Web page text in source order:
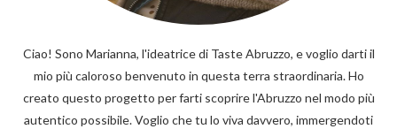
Ciao! Sono Marianna, l'ideatrice di Taste Abruzzo, e voglio darti il
mio più caloroso benvenuto in questa terra straordinaria. Ho
creato questo progetto per farti scoprire l'Abruzzo nel modo più
autentico possibile. Voglio che tu lo viva davvero, immergendoti